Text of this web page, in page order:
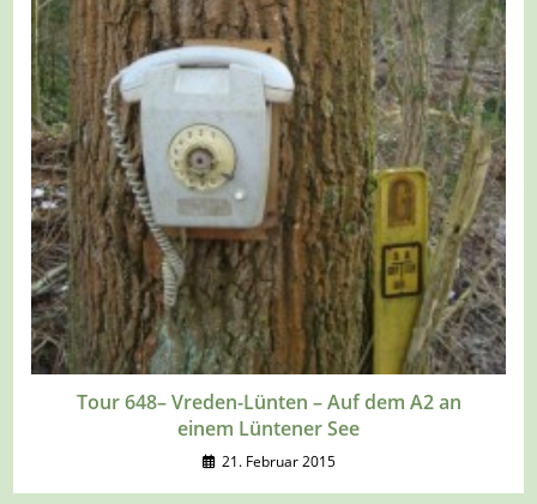
Tour 648– Vreden-Lünten – Auf dem A2 an
einem Lüntener See
21. Februar 2015